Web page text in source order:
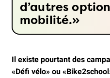
d’autres
mobilité.
Il existe pourtant des
«Défi vélo» ou